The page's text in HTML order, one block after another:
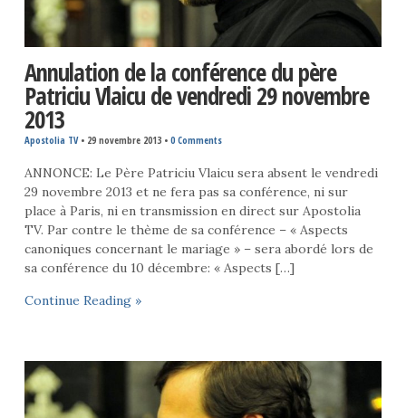
Annulation de la conférence du père
Patriciu Vlaicu de vendredi 29 novembre
2013
Apostolia TV• 29 novembre 2013• 0 Comments
ANNONCE: Le Père Patriciu Vlaicu sera absent le vendredi
29 novembre 2013 et ne fera pas sa conférence, ni sur
place à Paris, ni en transmission en direct sur Apostolia
TV. Par contre le thème de sa conférence – « Aspects
canoniques concernant le mariage » – sera abordé lors de
sa conférence du 10 décembre: « Aspects […]
Continue Reading »